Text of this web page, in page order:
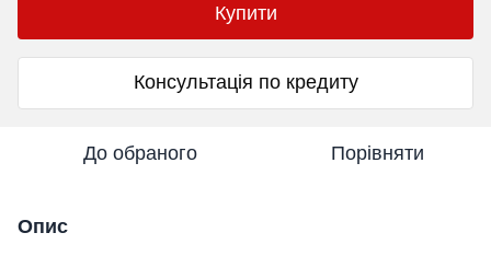
Купити
Консультація по кредиту
До обраного Порівняти
Опис